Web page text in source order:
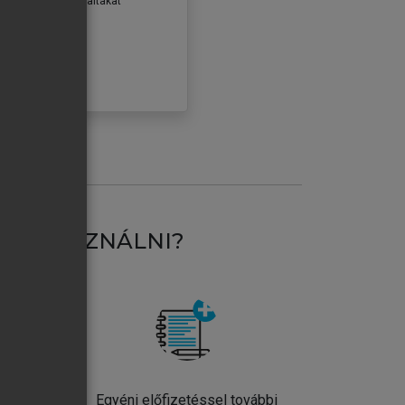
HASZNÁLNI?
Egyéni előfizetéssel további